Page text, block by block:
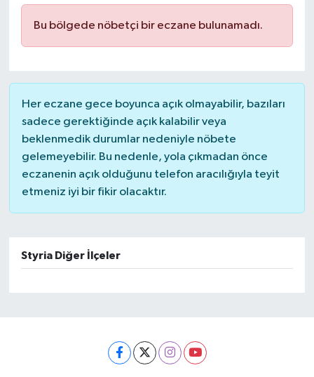
Bu bölgede nöbetçi bir eczane bulunamadı.
Her eczane gece boyunca açık olmayabilir, bazıları
sadece gerektiğinde açık kalabilir veya
beklenmedik durumlar nedeniyle nöbete
gelemeyebilir. Bu nedenle, yola çıkmadan önce
eczanenin açık olduğunu telefon aracılığıyla teyit
etmeniz iyi bir fikir olacaktır.
Styria Diğer İlçeler